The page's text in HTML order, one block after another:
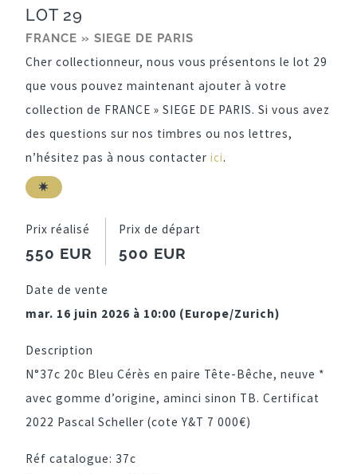
LOT 29
FRANCE » SIEGE DE PARIS
Cher collectionneur, nous vous présentons le lot 29
que vous pouvez maintenant ajouter à votre
collection de FRANCE » SIEGE DE PARIS. Si vous avez
des questions sur nos timbres ou nos lettres,
n’hésitez pas à nous contacter ici.
Prix réalisé
550 EUR
Prix de départ
500 EUR
Date de vente
mar. 16 juin 2026 à 10:00 (Europe/Zurich)
Description
N°37c 20c Bleu Cérès en paire Tête-Bêche, neuve *
avec gomme d’origine, aminci sinon TB. Certificat
2022 Pascal Scheller (cote Y&T 7 000€)
Réf catalogue: 37c